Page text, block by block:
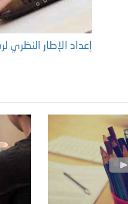
إعداد الإطار النظري